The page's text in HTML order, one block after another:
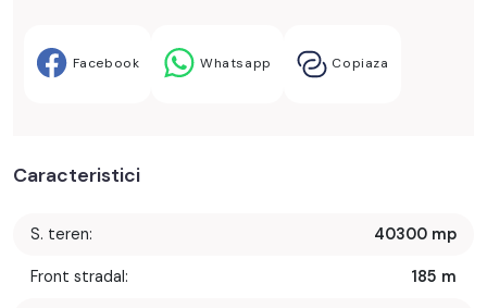
Facebook Whatsapp Copiaza
Caracteristici
S. teren: 40300 mp
Front stradal: 185 m